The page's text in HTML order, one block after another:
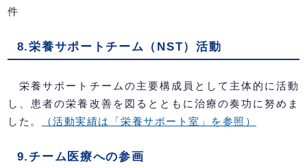
件
8.栄養サポートチーム（NST）活動
栄養サポートチームの主要構成員として主体的に活動
し、患者の栄養改善を図るとともに治療の奏功に努めま
した。
（活動実績は「栄養サポート室」を参照）
9.チーム医療への参画